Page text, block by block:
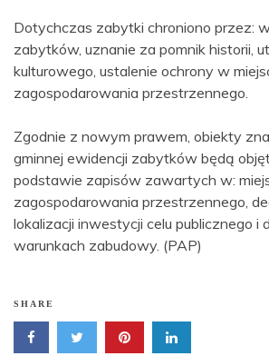
Dotychczas zabytki chroniono przez:
zabytków, uznanie za pomnik historii,
kulturowego, ustalenie ochrony w
zagospodarowania przestrzennego.
Zgodnie z nowym prawem, obiekty
gminnej ewidencji zabytków będą
podstawie zapisów zawartych w:
zagospodarowania przestrzennego,
lokalizacji inwestycji celu publicznego i
warunkach zabudowy. (PAP)
SHARE